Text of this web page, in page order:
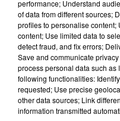
FIL INFOS
4 août
Haut-
sur les
1er août
performance; Understand
of data from different sources;
profiles to personalise
content; Use limited data to
detect fraud, and fix errors;
Save and communicate
process personal data such as
following functionalities:
requested; Use precise
other data sources; Link
information transmitted